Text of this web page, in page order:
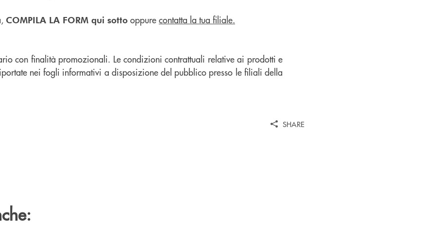
COMPILA LA FORM qui sotto oppure contatta la tua filiale.
con finalità promozionali. Le condizioni contrattuali relative ai prodotti e
nei fogli informativi a disposizione del pubblico presso le filiali della
SHARE